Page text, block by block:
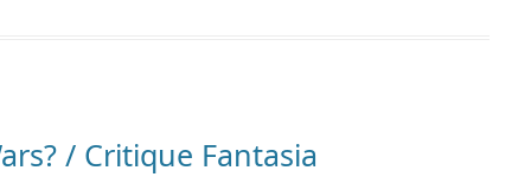
/ Critique Fantasia